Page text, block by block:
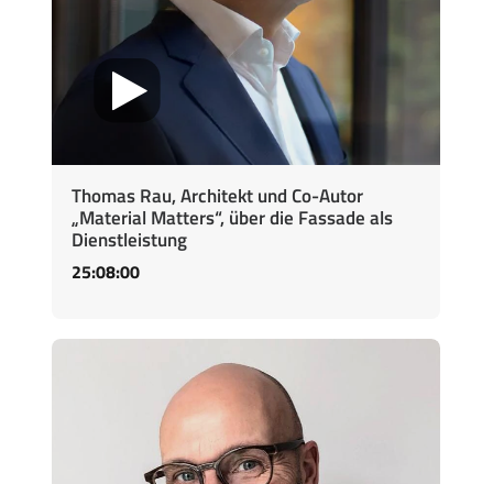
Thomas Rau, Architekt und Co-Autor
„Material Matters“, über die Fassade als
Dienstleistung
25:08:00